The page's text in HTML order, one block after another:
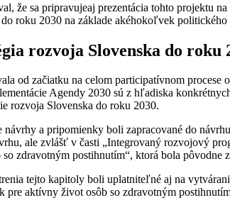
že sa pripravujeaj prezentácia tohto projektu
do roku 2030 na základe akéhokoľvek politického
rozvoja Slovenska do
od začiatku na celom participatívnom
Agendy 2030 sú z hľadiska
rozvoja Slovenska do roku 2030.
návrhy a pripomienky boli zapracované do
ale zvlášť v časti „Integrovaný rozvojový
zdravotným postihnutím“, ktorá bola pôvodne
tejto kapitoly boli uplatniteľné aj na
pre aktívny život osôb so zdravotným